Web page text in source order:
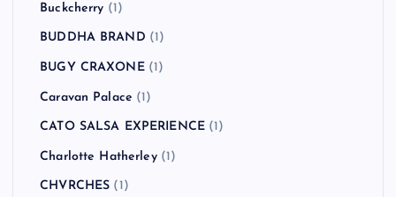
Buckcherry (1)
BUDDHA BRAND (1)
BUGY CRAXONE(1)
Caravan Palace (1)
CATO SALSA EXPERIENCE (1)
Charlotte Hatherley(1)
CHVRCHES (1)